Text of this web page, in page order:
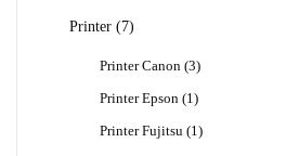
Printer
77
Printer Canon 33
Printer Epson
1 1
Printer Fujitsu
1 1